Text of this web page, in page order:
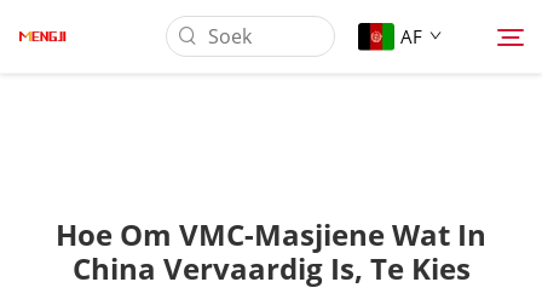
AF
Produk
Hoe Om VMC-Masjiene Wat In
China Vervaardig Is, Te Kies